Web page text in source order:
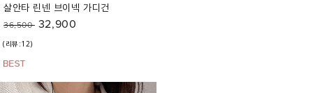
살안타 린넨 브이넥 가디건
36,500 32,900
(리뷰:12)